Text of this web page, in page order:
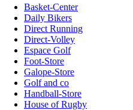
Basket-Center
Daily Bikers
Direct Running
Direct-Volley
Espace Golf
Foot-Store
Galope-Store
Golf and co
Handball-Store
House of Rugby